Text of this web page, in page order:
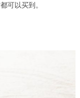
可以买到。